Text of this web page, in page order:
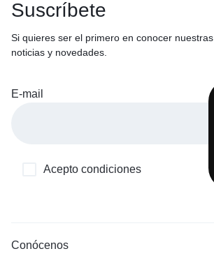
Suscríbete
Si quieres ser el primero en conocer nuestras
noticias y novedades.
E-mail
Acepto condiciones
Conócenos